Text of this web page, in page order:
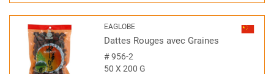
EAGLOBE
Dattes Rouges avec Graines
#956-2
50 X 200 G